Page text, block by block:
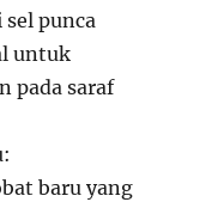
punca
untuk
pada saraf
baru yang